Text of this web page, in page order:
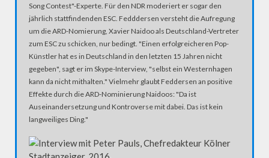
Song Contest"-Experte. Für den NDR moderiert er sogar den
jährlich stattfindenden ESC. Fedddersen versteht die Aufregung
um die ARD-Nomierung, Xavier Naidoo als Deutschland-Vertreter
zum ESC zu schicken, nur bedingt. "Einen erfolgreicheren Pop-
Künstler hat es in Deutschland in den letzten 15 Jahren nicht
gegeben", sagt er im Skype-Interview, "selbst ein Westernhagen
kann da nicht mithalten." Vielmehr glaubt Feddersen an positive
Effekte durch die ARD-Nominierung Naidoos: "Da ist
Auseinandersetzung und Kontroverse mit dabei. Das ist kein
langweiliges Ding."